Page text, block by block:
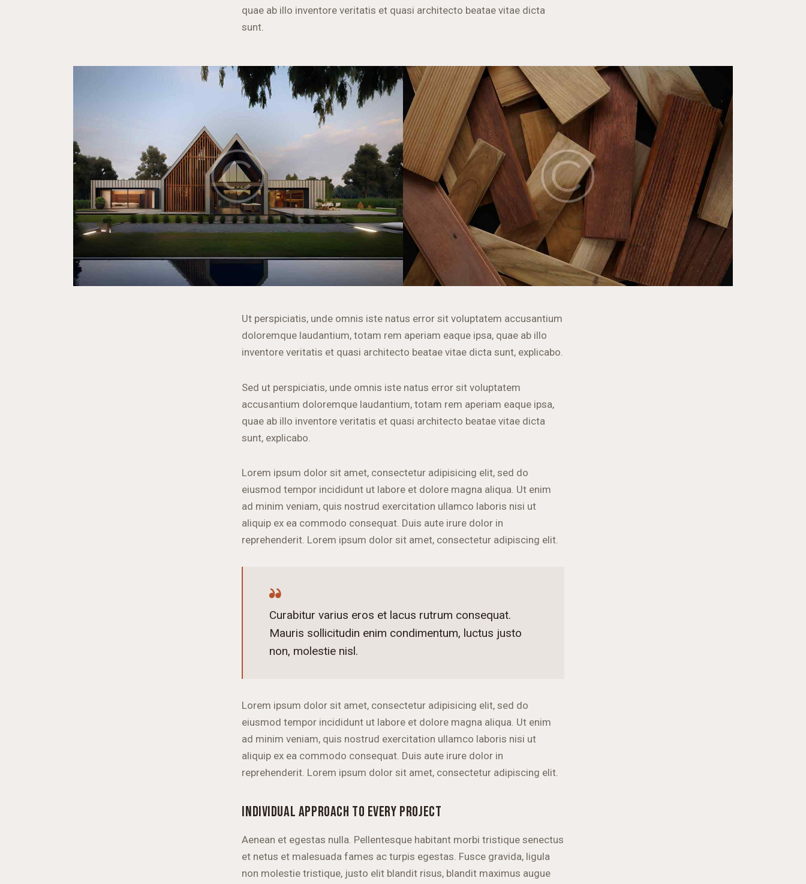
quae ab illo inventore veritatis et quasi architecto beatae vitae dicta
sunt.
Ut perspiciatis, unde omnis iste natus error sit voluptatem accusantium
doloremque laudantium, totam rem aperiam eaque ipsa, quae ab illo
inventore veritatis et quasi architecto beatae vitae dicta sunt, explicabo.
Sed ut perspiciatis, unde omnis iste natus error sit voluptatem
accusantium doloremque laudantium, totam rem aperiam eaque ipsa,
quae ab illo inventore veritatis et quasi architecto beatae vitae dicta
sunt, explicabo.
Lorem ipsum dolor sit amet, consectetur adipisicing elit, sed do
eiusmod tempor incididunt ut labore et dolore magna aliqua. Ut enim
ad minim veniam, quis nostrud exercitation ullamco laboris nisi ut
aliquip ex ea commodo consequat. Duis aute irure dolor in
reprehenderit. Lorem ipsum dolor sit amet, consectetur adipiscing elit.
Curabitur varius eros et lacus rutrum consequat.
Mauris sollicitudin enim condimentum, luctus justo
non, molestie nisl.
Lorem ipsum dolor sit amet, consectetur adipisicing elit, sed do
eiusmod tempor incididunt ut labore et dolore magna aliqua. Ut enim
ad minim veniam, quis nostrud exercitation ullamco laboris nisi ut
aliquip ex ea commodo consequat. Duis aute irure dolor in
reprehenderit. Lorem ipsum dolor sit amet, consectetur adipiscing elit.
INDIVIDUAL APPROACH TO EVERY PROJECT
Aenean et egestas nulla. Pellentesque habitant morbi tristique senectus
et netus et malesuada fames ac turpis egestas. Fusce gravida, ligula
non molestie tristique, justo elit blandit risus, blandit maximus augue